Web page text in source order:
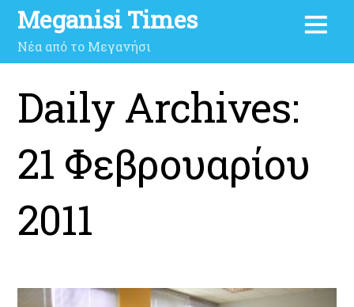
Meganisi Times
Νέα από το Μεγανήσι
Daily Archives:
21 Φεβρουαρίου
2011